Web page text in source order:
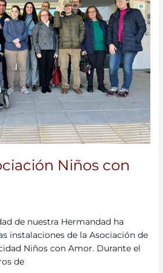
Niños con
de nuestra Hermandad ha
instalaciones de la Asociación de
Niños con Amor. Durante el
de